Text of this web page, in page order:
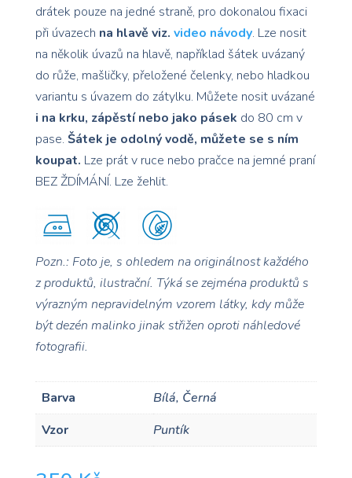
drátek pouze na jedné straně, pro dokonalou fixaci
při úvazech na hlavě viz. video návody. Lze nosit
na několik úvazů na hlavě, například šátek uvázaný
do růže, mašličky, přeložené čelenky, nebo hladkou
variantu s úvazem do zátylku. Můžete nosit uvázané
i na krku, zápěstí nebo jako pásek do 80 cm v
pase. Šátek je odolný vodě, můžete se s ním
koupat. Lze prát v ruce nebo pračce na jemné praní
BEZ ŽDÍMÁNÍ. Lze žehlit.
Pozn.: Foto je, s ohledem na originálnost každého
z produktů, ilustrační. Týká se zejména produktů s
výrazným nepravidelným vzorem látky, kdy může
být dezén malinko jinak střižen oproti náhledové
fotografii.
Barva
Bílá, Černá
Vzor
Puntík